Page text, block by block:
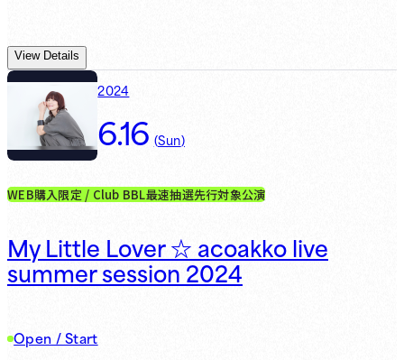
View Details
2024
6.16 (Sun)
WEB購入限定 / Club BBL最速抽選先行対象公演
My Little Lover ☆ acoakko live
summer session 2024
Open / Start